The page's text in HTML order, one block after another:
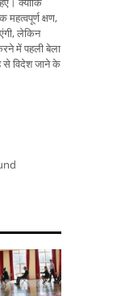
क्षण,
लेकिन
में पहली बेला
से विदेश जाने के